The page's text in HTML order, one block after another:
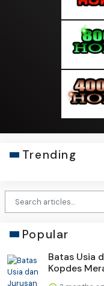
Trending
Popular
Batas Usia
Kopdes